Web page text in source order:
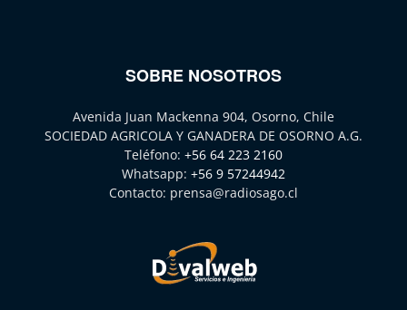
SOBRE NOSOTROS
Avenida Juan Mackenna 904, Osorno, Chile
SOCIEDAD AGRICOLA Y GANADERA DE OSORNO A.G.
Teléfono: +56 64 223 2160
Whatsapp: +56 9 57244942
Contacto: prensa@radiosago.cl